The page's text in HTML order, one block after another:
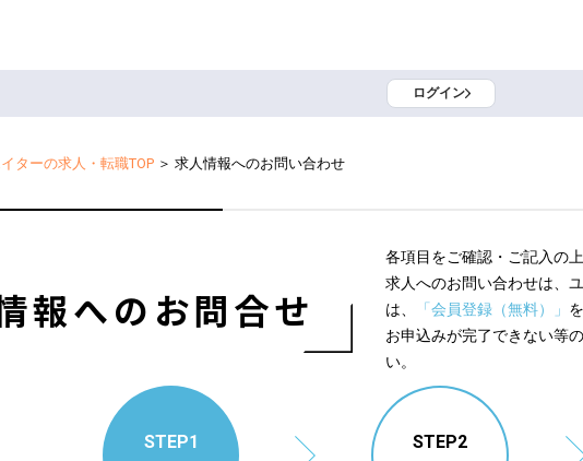
ログイン
ターの求人・転職TOP ＞ 求人情報へのお問い合わせ
報へのお問合せ
各項目をご確認・ご記入の
求人へのお問い合わせは、
は、
「会員登録（無料）」
お申込みが完了できない等
い。
STEP1 STEP2